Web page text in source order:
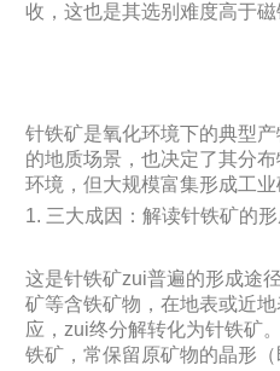
收，这也是其选别难度高于磁
针铁矿是氧化环境下的典型
的地质场景，也决定了其分
环境，但大规模富集形成工业
1. 三大成因：解读针铁矿的
这是针铁矿zui普遍的形成途
矿等含铁矿物，在地表或近
应，zui终分解转化为针铁矿
铁矿，常保留原矿物的晶形（